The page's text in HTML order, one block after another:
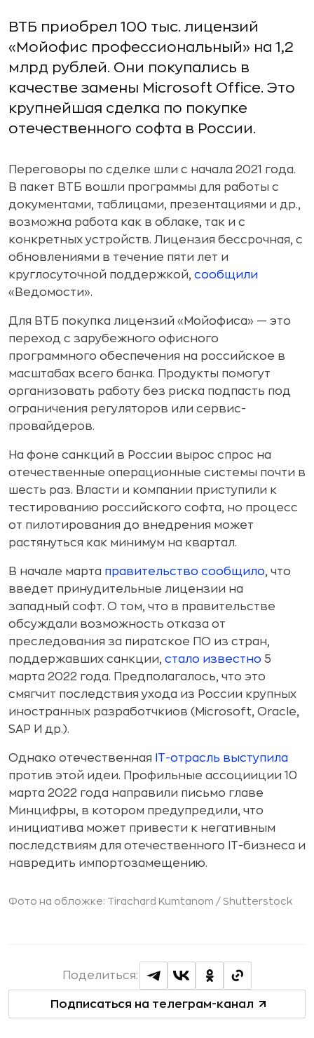
ВТБ приобрел 100 тыс. лицензий
«Мойофис профессиональный» на 1,2
млрд рублей. Они покупались в
качестве замены Microsoft Office. Это
крупнейшая сделка по покупке
отечественного софта в России.
Переговоры по сделке шли с начала 2021 года.
В пакет ВТБ вошли программы для работы с
документами, таблицами, презентациями и др.,
возможна работа как в облаке, так и с
конкретных устройств. Лицензия бессрочная, с
обновлениями в течение пяти лет и
круглосуточной поддержкой, сообщили
«Ведомости».
Для ВТБ покупка лицензий «Мойофиса» — это
переход с зарубежного офисного
программного обеспечения на российское в
масштабах всего банка. Продукты помогут
организовать работу без риска подпасть под
ограничения регуляторов или сервис-
провайдеров.
На фоне санкций в России вырос спрос на
отечественные операционные системы почти в
шесть раз. Власти и компании приступили к
тестированию российского софта, но процесс
от пилотирования до внедрения может
растянуться как минимум на квартал.
В начале марта правительство сообщило, что
введет принудительные лицензии на
западный софт. О том, что в правительстве
обсуждали возможность отказа от
преследования за пиратское ПО из стран,
поддержавших санкции, стало известно 5
марта 2022 года. Предполагалось, что это
смягчит последствия ухода из России крупных
иностранных разработчкиов (Microsoft, Oracle,
SAP И др.).
Однако отечественная IT-отрасль выступила
против этой идеи. Профильные ассоцииции 10
марта 2022 года направили письмо главе
Минцифры, в котором предупредили, что
инициатива может привести к негативным
последствиям для отечественного IT-бизнеса и
навредить импортозамещению.
Фото на обложке: Tirachard Kumtanom / Shutterstock
Подписаться на телеграм-канал
Поделиться: